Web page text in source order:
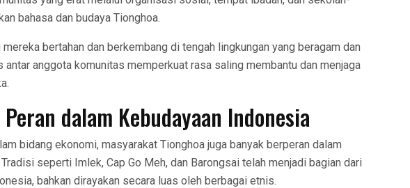
bahasa dan budaya Tionghoa.
bertahan dan berkembang di tengah lingkungan yang beragam dan
anggota komunitas memperkuat rasa saling membantu dan menjaga
dalam Kebudayaan Indonesia
bidang ekonomi, masyarakat Tionghoa juga banyak berperan dalam
seperti Imlek, Cap Go Meh, dan Barongsai telah menjadi bagian dari
bahkan dirayakan secara luas oleh berbagai etnis.